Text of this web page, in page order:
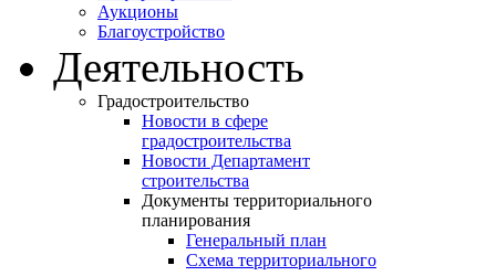
Аукционы
Благоустройство
Деятельность
Градостроительство
Новости в сфере
градостроительства
Новости Департамент
строительства
Документы территориального
планирования
Генеральный план
Схема территориального